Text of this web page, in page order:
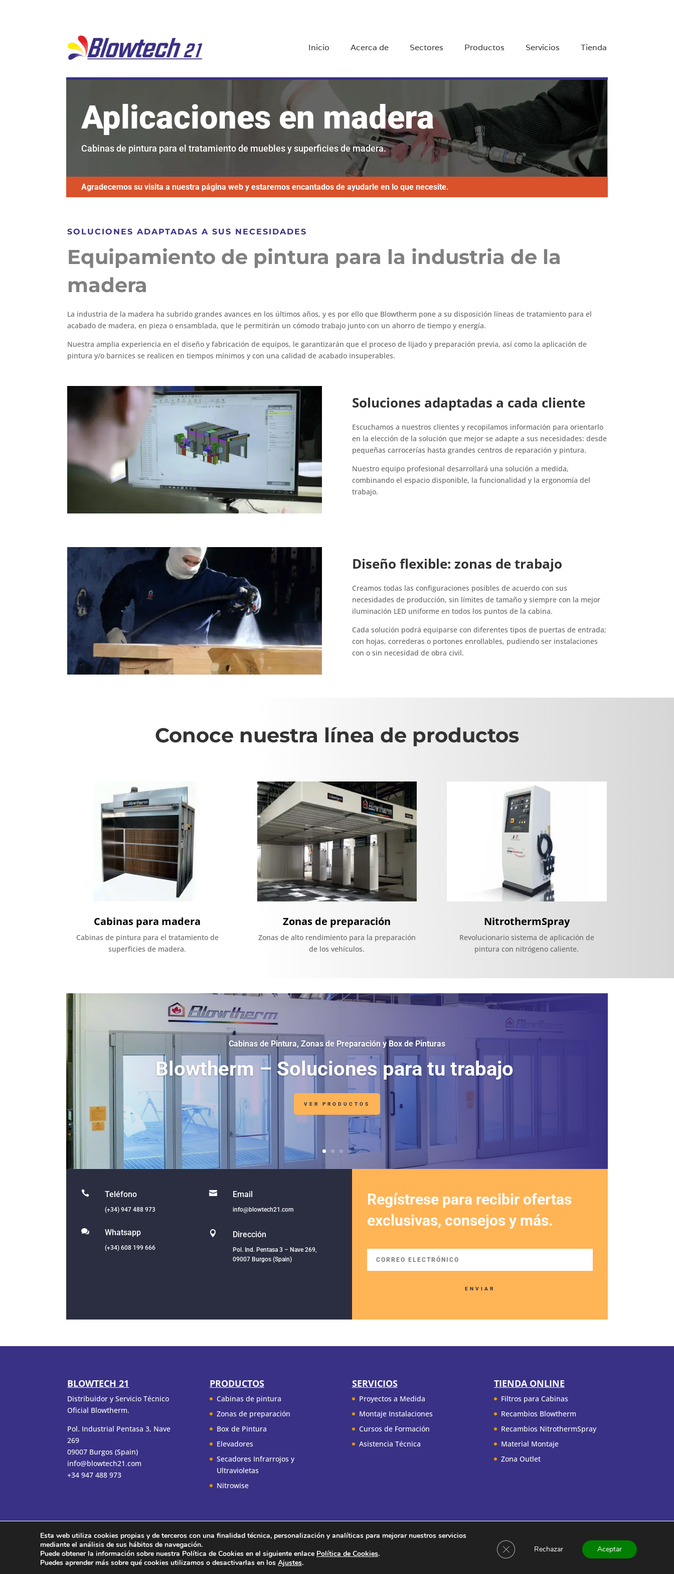
Inicio Acerca de Sectores Productos Servicios Tienda
Aplicaciones en madera
Cabinas de pintura para el tratamiento de muebles y superficies de madera.
Agradecemos su visita a nuestra página web y estaremos encantados de ayudarle en lo que necesite.
SOLUCIONES ADAPTADAS A SUS NECESIDADES
Equipamiento de pintura para la industria de la
madera
La industria de la madera ha subrido grandes avances en los últimos años, y es por ello que Blowtherm pone a su disposición líneas de tratamiento para el
acabado de madera, en pieza o ensamblada, que le permitirán un cómodo trabajo junto con un ahorro de tiempo y energía.
Nuestra amplia experiencia en el diseño y fabricación de equipos, le garantizarán que el proceso de lijado y preparación previa, así como la aplicación de
pintura y/o barnices se realicen en tiempos mínimos y con una calidad de acabado insuperables.
Soluciones adaptadas a cada cliente
Escuchamos a nuestros clientes y recopilamos información para orientarlo
en la elección de la solución que mejor se adapte a sus necesidades: desde
pequeñas carrocerías hasta grandes centros de reparación y pintura.
Nuestro equipo profesional desarrollará una solución a medida,
combinando el espacio disponible, la funcionalidad y la ergonomía del
trabajo.
Diseño flexible: zonas de trabajo
Creamos todas las configuraciones posibles de acuerdo con sus
necesidades de producción, sin límites de tamaño y siempre con la mejor
iluminación LED uniforme en todos los puntos de la cabina.
Cada solución podrá equiparse con diferentes tipos de puertas de entrada;
con hojas, correderas o portones enrollables, pudiendo ser instalaciones
con o sin necesidad de obra civil.
Conoce nuestra línea de productos
Cabinas para madera
Cabinas de pintura para el tratamiento de
superficies de madera.
Zonas de preparación
Zonas de alto rendimiento para la preparación
de los vehículos.
NitrothermSpray
Revolucionario sistema de aplicación de
pintura con nitrógeno caliente.
Cabinas de Pintura, Zonas de Preparación y Box de Pinturas
Blowtherm – Soluciones para tu trabajo
VER PRODUCTOS
 Teléfono
(+34) 947 488 973
 Whatsapp
(+34) 608 199 666
 Email
info@blowtech21.com
 Dirección
Pol. Ind. Pentasa 3 – Nave 269,
09007 Burgos (Spain)
Regístrese para recibir ofertas
exclusivas, consejos y más.
ENVIAR
BLOWTECH 21
Distribuidor y Servicio Técnico
Oficial Blowtherm.
Pol. Industrial Pentasa 3, Nave
269
09007 Burgos (Spain)
info@blowtech21.com
+34 947 488 973
PRODUCTOS
Cabinas de pintura
Zonas de preparación
Box de Pintura
Elevadores
Secadores Infrarrojos y
Ultravioletas
Nitrowise
SERVICIOS
Proyectos a Medida
Montaje Instalaciones
Cursos de Formación
Asistencia Técnica
TIENDA ONLINE
Filtros para Cabinas
Recambios Blowtherm
Recambios NitrothermSpray
Material Montaje
Zona Outlet
Condiciones de uso Política de Privacidad Aviso Legal Política de cookies Contacto
Copyright ©2020 Blowtech 21 | Design by CaPeCa
Esta web utiliza cookies propias y de terceros con una finalidad técnica, personalización y analíticas para mejorar nuestros servicios
mediante el análisis de sus hábitos de navegación.
Puede obtener la información sobre nuestra Política de Cookies en el siguiente enlace Política de Cookies.
Puedes aprender más sobre qué cookies utilizamos o desactivarlas en los Ajustes.
Aceptar
Rechazar
Cerrar el banner de cookies RGPD